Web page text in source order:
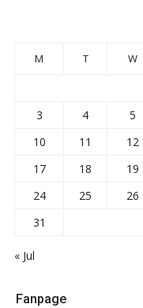
M T W
3
4 5
10
11 12
17
18 19
24
25 26
31
« Jul
Fanpage